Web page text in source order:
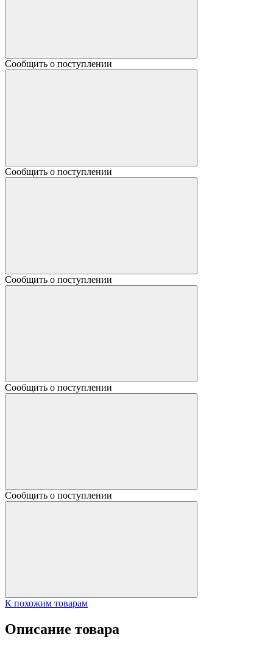
Сообщить о поступлении
Сообщить о поступлении
Сообщить о поступлении
Сообщить о поступлении
Сообщить о поступлении
К похожим товарам
Описание товара